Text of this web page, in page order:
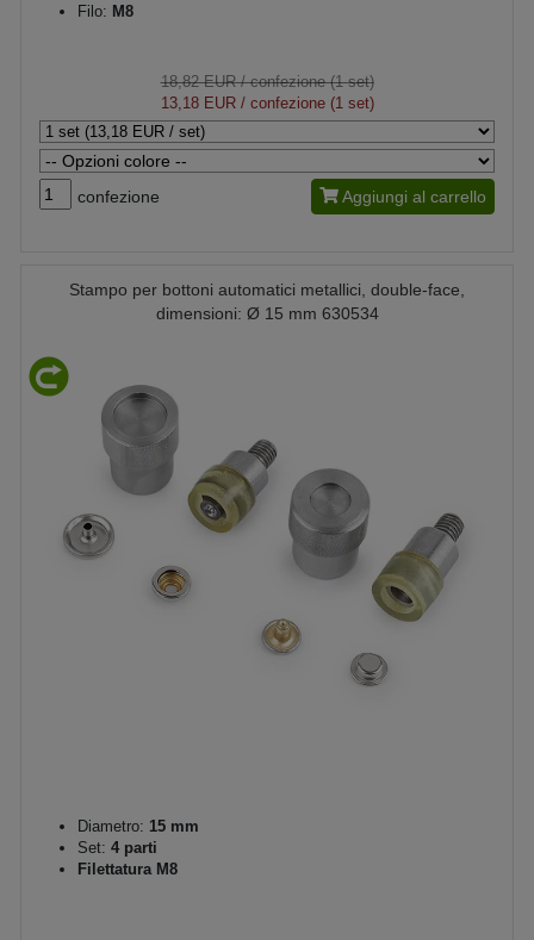
Filo: M8
18,82 EUR/ confezione (1 set)
13,18 EUR/ confezione (1 set)
confezione Aggiungi al carrello
Stampo per bottoni automatici metallici, double-face,
dimensioni: Ø 15 mm 630534
Diametro: 15 mm
Set: 4 parti
Filettatura M8